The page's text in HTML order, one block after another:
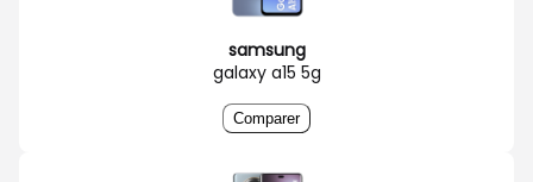
samsung
galaxy a15 5g
Comparer